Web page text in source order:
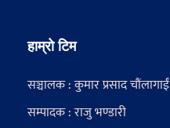
हाम्रो टिम
सञ्चालक : कुमार प्रसाद चौंलागाईं
सम्पादक : राजु भण्डारी